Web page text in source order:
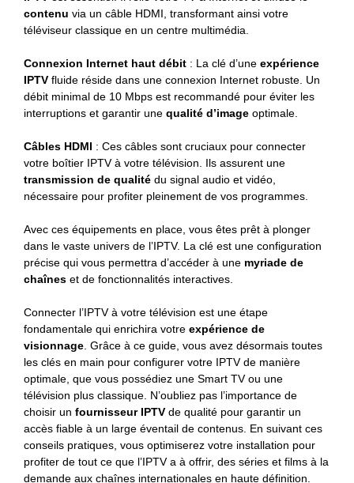
contenu via un câble HDMI, transformant ainsi votre
téléviseur classique en un centre multimédia.
Connexion Internet haut débit : La clé d’une expérience
IPTV fluide réside dans une connexion Internet robuste. Un
débit minimal de 10 Mbps est recommandé pour éviter les
interruptions et garantir une qualité d’image optimale.
Câbles HDMI : Ces câbles sont cruciaux pour connecter
votre boîtier IPTV à votre télévision. Ils assurent une
transmission de qualité du signal audio et vidéo,
nécessaire pour profiter pleinement de vos programmes.
Avec ces équipements en place, vous êtes prêt à plonger
dans le vaste univers de l’IPTV. La clé est une configuration
précise qui vous permettra d’accéder à une myriade de
chaînes et de fonctionnalités interactives.
Connecter l’IPTV à votre télévision est une étape
fondamentale qui enrichira votre expérience de
visionnage . Grâce à ce guide, vous avez désormais toutes
les clés en main pour configurer votre IPTV de manière
optimale, que vous possédiez une Smart TV ou une
télévision plus classique. N’oubliez pas l’importance de
choisir un fournisseur IPTV de qualité pour garantir un
accès fiable à un large éventail de contenus. En suivant ces
conseils pratiques, vous optimiserez votre installation pour
profiter de tout ce que l’IPTV a à offrir, des séries et films à la
demande aux chaînes internationales en haute définition.